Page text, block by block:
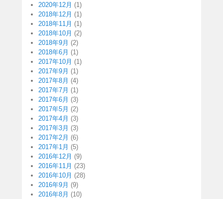
2020年12月 (1)
2018年12月 (1)
2018年11月 (1)
2018年10月 (2)
2018年9月 (2)
2018年6月 (1)
2017年10月 (1)
2017年9月 (1)
2017年8月 (4)
2017年7月 (1)
2017年6月 (3)
2017年5月 (2)
2017年4月 (3)
2017年3月 (3)
2017年2月 (6)
2017年1月 (5)
2016年12月 (9)
2016年11月 (23)
2016年10月 (28)
2016年9月 (9)
2016年8月 (10)